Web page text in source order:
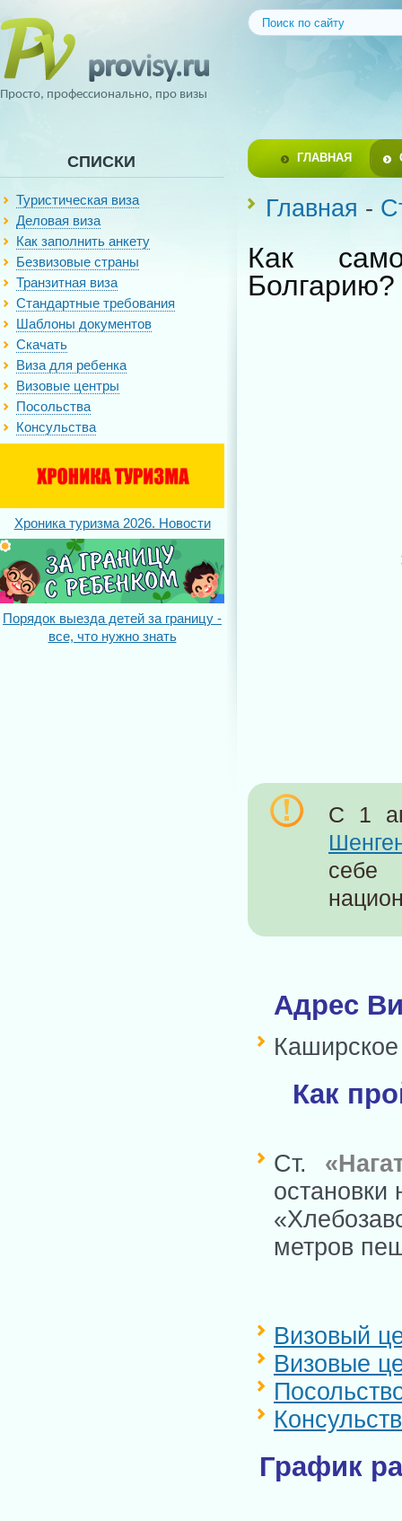
Просто, профессионально, про визы
СПИСКИ
Туристическая виза
Деловая виза
Как заполнить анкету
Безвизовые страны
Транзитная виза
Стандартные требования
Шаблоны документов
Скачать
Виза для ребенка
Визовые центры
Посольства
Консульства
Хроника туризма 2026. Новости
Порядок выезда детей за границу -
все, что нужно знать
ГЛАВНАЯ
Главная -
Как
Болгарию?
С 1
себе
Адрес
Как
Ст.
остановки
метров
Визовый
Визовые
График